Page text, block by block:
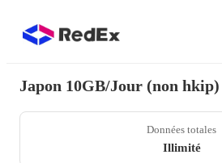
Japon 10GB/Jour (non hkip)
Données totales
Illimité